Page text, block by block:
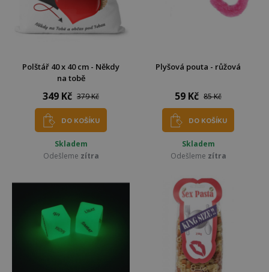
Polštář 40 x 40 cm - Někdy
na tobě
349 Kč 379 Kč
DO KOŠÍKU
Skladem
Odešleme zítra
Plyšová pouta - růžová
59 Kč 85 Kč
DO KOŠÍKU
Skladem
Odešleme zítra